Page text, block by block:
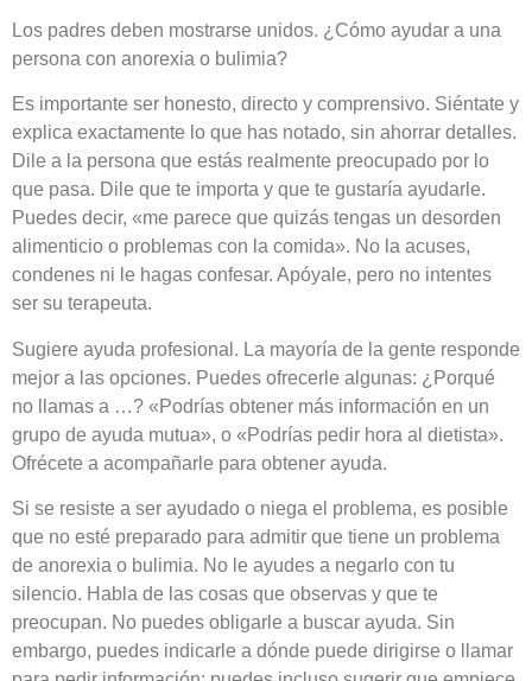
Los padres deben mostrarse unidos. ¿Cómo ayudar a una
persona con anorexia o bulimia?
Es importante ser honesto, directo y comprensivo. Siéntate y
explica exactamente lo que has notado, sin ahorrar detalles.
Dile a la persona que estás realmente preocupado por lo
que pasa. Dile que te importa y que te gustaría ayudarle.
Puedes decir, «me parece que quizás tengas un desorden
alimenticio o problemas con la comida». No la acuses,
condenes ni le hagas confesar. Apóyale, pero no intentes
ser su terapeuta.
Sugiere ayuda profesional. La mayoría de la gente responde
mejor a las opciones. Puedes ofrecerle algunas: ¿Porqué
no llamas a …? «Podrías obtener más información en un
grupo de ayuda mutua», o «Podrías pedir hora al dietista».
Ofrécete a acompañarle para obtener ayuda.
Si se resiste a ser ayudado o niega el problema, es posible
que no esté preparado para admitir que tiene un problema
de anorexia o bulimia. No le ayudes a negarlo con tu
silencio. Habla de las cosas que observas y que te
preocupan. No puedes obligarle a buscar ayuda. Sin
embargo, puedes indicarle a dónde puede dirigirse o llamar